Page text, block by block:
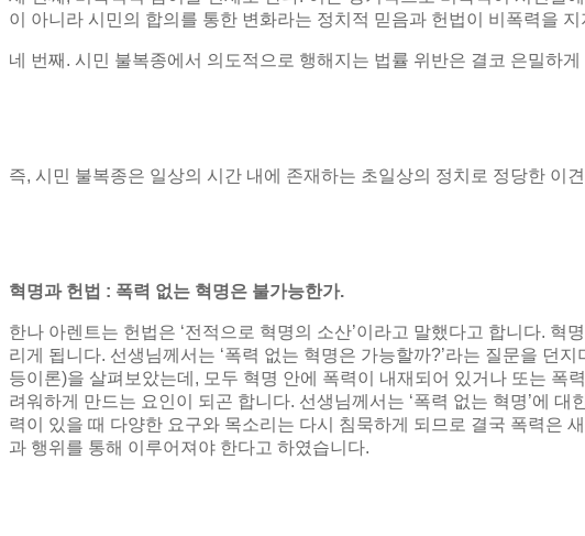
이 아니라 시민의 합의를 통한 변화라는 정치적 믿음과 헌법이 비폭력을
네 번째 . 시민 불복종에서 의도적으로 행해지는 법률 위반은 결코 은밀하
즉, 시민 불복종은 일상의 시간 내에 존재하는 초일상의 정치로 정당한 이견
혁명과 헌법 : 폭력 없는 혁명은 불가능한가.
한나 아렌트는 헌법은 ‘전적으로 혁명의 소산’이라고 말했다고 합니다. 혁
리게 됩니다. 선생님께서는 ‘폭력 없는 혁명은 가능할까?’라는 질문을 던지
등이론)을 살펴보았는데 , 모두 혁명 안에 폭력이 내재되어 있거나 또는 폭
려워하게 만드는 요인이 되곤 합니다. 선생님께서는 ‘폭력 없는 혁명’에 대
력이 있을 때 다양한 요구와 목소리는 다시 침묵하게 되므로 결국 폭력은
과 행위를 통해 이루어져야 한다고 하였습니다.